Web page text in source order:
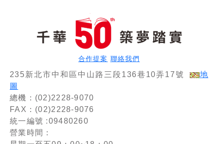
融科技力
知識檢
〔金融證
照〕
合作提案 聯絡我們
235新北市中和區中山路三段136巷10弄17號
地
圖
總機：(02)2228-9070
FAX：(02)2228-9076
統一編號 :09480260
營業時間：